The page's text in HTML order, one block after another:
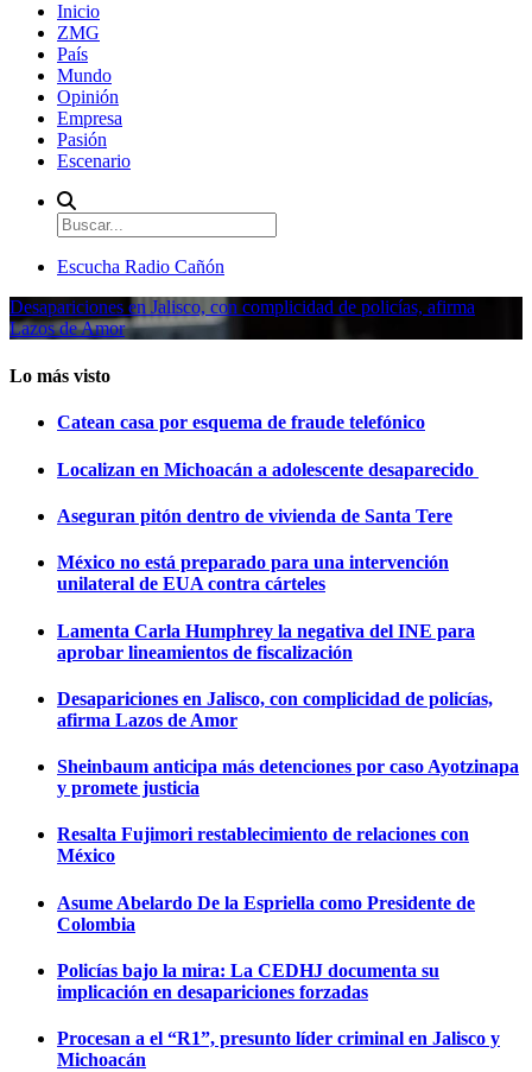
Inicio
ZMG
País
Mundo
Opinión
Empresa
Pasión
Escenario
Escucha Radio Cañón
Desapariciones en Jalisco, con complicidad de policías, afirma
Lazos de Amor
Lo más visto
Catean casa por esquema de fraude telefónico
Localizan en Michoacán a adolescente desaparecido
Aseguran pitón dentro de vivienda de Santa Tere
México no está preparado para una intervención
unilateral de EUA contra cárteles
Lamenta Carla Humphrey la negativa del INE para
aprobar lineamientos de fiscalización
Desapariciones en Jalisco, con complicidad de policías,
afirma Lazos de Amor
Sheinbaum anticipa más detenciones por caso Ayotzinapa
y promete justicia
Resalta Fujimori restablecimiento de relaciones con
México
Asume Abelardo De la Espriella como Presidente de
Colombia
Policías bajo la mira: La CEDHJ documenta su
implicación en desapariciones forzadas
Procesan a el “R1”, presunto líder criminal en Jalisco y
Michoacán